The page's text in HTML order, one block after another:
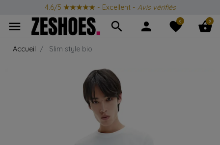
4.6/5 ★★★★★ - Excellent - Avis vérifiés
menu search person favorite
0 shopping_basket
0
Accueil Slim style bio